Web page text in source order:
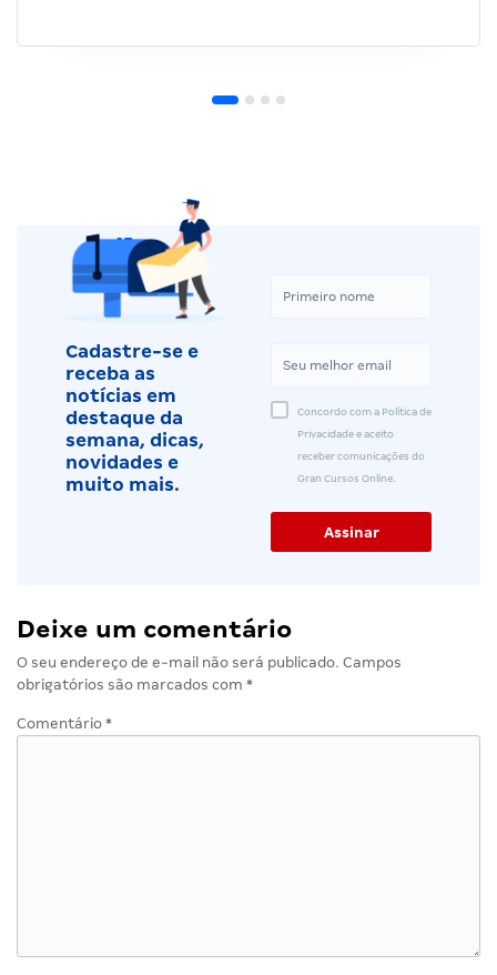
Cadastre-se e
receba as
notícias em
destaque da
semana, dicas,
novidades e
muito mais.
Concordo com a Política de
Privacidade e aceito
receber comunicações do
Gran Cursos Online.
Deixe um comentário
O seu endereço de e-mail não será publicado. Campos
obrigatórios são marcados com *
Comentário *